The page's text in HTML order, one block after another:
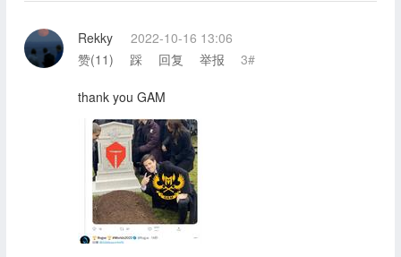
Rekky
2022-10-16 13:06
赞(11) 踩 回复 举报 3#
thank you GAM